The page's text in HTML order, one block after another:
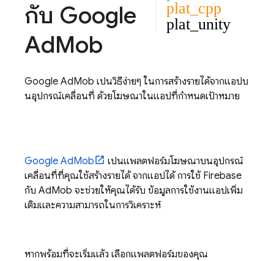
กับ Google
AdMob
plat_cpp
plat_unity
Google AdMob เป็นวิธีง่ายๆ ในการสร้างรายได้จากแอปบ
นอุปกรณ์เคลื่อนที่ ด้วยโฆษณาในแอปที่กำหนดเป้าหมาย
Google AdMob
เป็นแพลตฟอร์มโฆษณาบนอุปกรณ์
เคลื่อนที่ที่คุณใช้สร้างรายได้ จากแอปได้ การใช้ Firebase
กับ AdMob จะช่วยให้คุณได้รับ ข้อมูลการใช้งานแอปเพิ่ม
เติมและความสามารถในการวิเคราะห์
หากพร้อมที่จะเริ่มแล้ว เลือกแพลตฟอร์มของคุณ